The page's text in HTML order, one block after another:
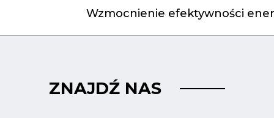
Wzmocnienie efektywności
ZNAJDŹ NAS